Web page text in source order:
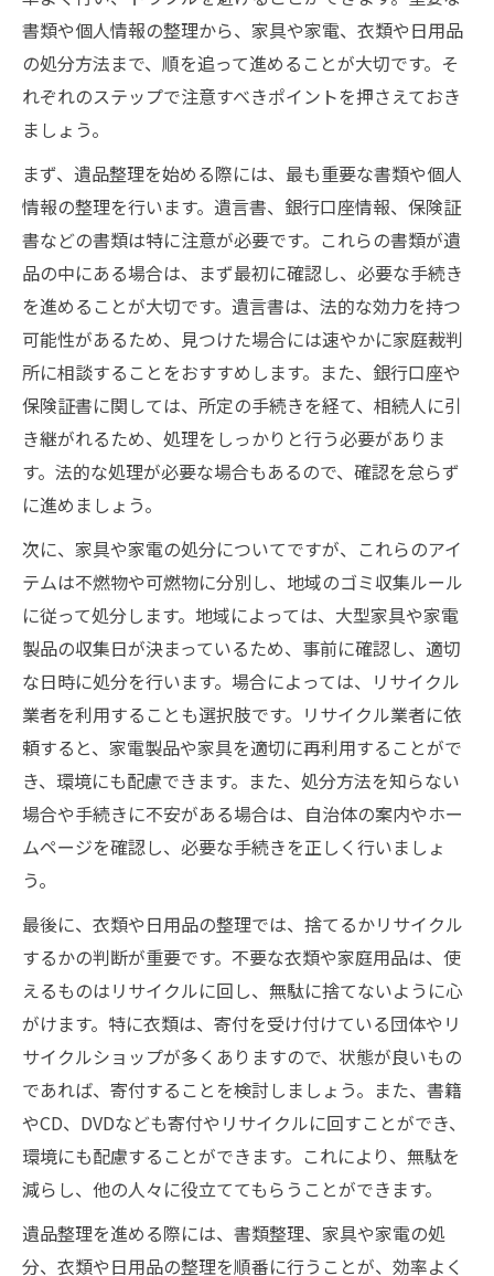
書類や個人情報の整理から、家具や家電、衣類や日用品
の処分方法まで、順を追って進めることが大切です。そ
れぞれのステップで注意すべきポイントを押さえておき
ましょう。
まず、遺品整理を始める際には、最も重要な書類や個人
情報の整理を行います。遺言書、銀行口座情報、保険証
書などの書類は特に注意が必要です。これらの書類が遺
品の中にある場合は、まず最初に確認し、必要な手続き
を進めることが大切です。遺言書は、法的な効力を持つ
可能性があるため、見つけた場合には速やかに家庭裁判
所に相談することをおすすめします。また、銀行口座や
保険証書に関しては、所定の手続きを経て、相続人に引
き継がれるため、処理をしっかりと行う必要がありま
す。法的な処理が必要な場合もあるので、確認を怠らず
に進めましょう。
次に、家具や家電の処分についてですが、これらのアイ
テムは不燃物や可燃物に分別し、地域のゴミ収集ルール
に従って処分します。地域によっては、大型家具や家電
製品の収集日が決まっているため、事前に確認し、適切
な日時に処分を行います。場合によっては、リサイクル
業者を利用することも選択肢です。リサイクル業者に依
頼すると、家電製品や家具を適切に再利用することがで
き、環境にも配慮できます。また、処分方法を知らない
場合や手続きに不安がある場合は、自治体の案内やホー
ムページを確認し、必要な手続きを正しく行いましょ
う。
最後に、衣類や日用品の整理では、捨てるかリサイクル
するかの判断が重要です。不要な衣類や家庭用品は、使
えるものはリサイクルに回し、無駄に捨てないように心
がけます。特に衣類は、寄付を受け付けている団体やリ
サイクルショップが多くありますので、状態が良いもの
であれば、寄付することを検討しましょう。また、書籍
やCD、DVDなども寄付やリサイクルに回すことができ、
環境にも配慮することができます。これにより、無駄を
減らし、他の人々に役立ててもらうことができます。
遺品整理を進める際には、書類整理、家具や家電の処
分、衣類や日用品の整理を順番に行うことが、効率よく